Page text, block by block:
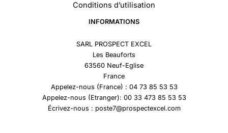
Conditions d’utilisation
INFORMATIONS
SARL PROSPECT EXCEL
Les Beauforts
63560 Neuf-Eglise
France
Appelez-nous (France) : 04 73 85 53 53
Appelez-nous (Etranger): 00 33 473 85 53 53
Écrivez-nous : poste7@prospectexcel.com